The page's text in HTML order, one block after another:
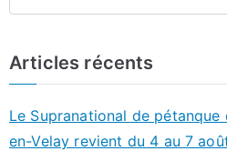
Articles récents
Le Supranational de pétanque
en-Velay revient du 4 au 7